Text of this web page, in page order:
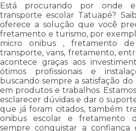
Está procurando por onde
transporte escolar Tatuapé?
oferece a solução que você
fretamento e turismo, por
micro onibus , fretamento
transporte, vans, fretamento,
acontece graças aos
ótimos profissionais e
buscando sempre a satisfação
em produtos e trabalhos.
esclarecer dúvidas e dar o
que já foram citados, também
onibus escolar e fretamento
sempre conquistar a confiança